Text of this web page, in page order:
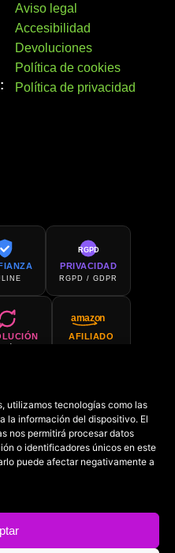
utilizamos tecnologías como las
la información del dispositivo. El
nos permitirá procesar datos
o identificadores únicos en este
puede afectar negativamente a
Aviso legal
Accesibilidad
Devoluciones
Política de cookies
Política de privacidad
RGPD
PRIVACIDAD
RGPD / GDPR
amazon
AFILIADO
COMPRA EN
AMAZON
MÍN.